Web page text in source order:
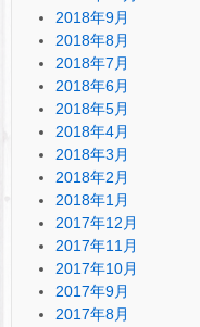
2018年9月
2018年8月
2018年7月
2018年6月
2018年5月
2018年4月
2018年3月
2018年2月
2018年1月
2017年12月
2017年11月
2017年10月
2017年9月
2017年8月